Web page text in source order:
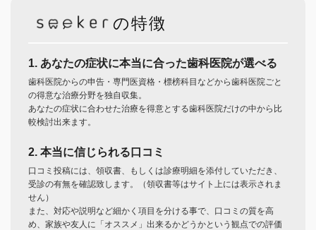
の特徴
1. あなたの症状に本当に合った歯科医院が選べる
歯科医院からの申告・専門医資格・標榜科目などから歯科医院ごと
の得意な治療分野を独自収集。
あなたの症状に合わせた治療を得意とする歯科医院だけの中から比
較検討出来ます。
2. 本当に信じられる口コミ
口コミ投稿には、領収書、もしくは診療明細を添付していただき、
受診の有無を確認致します。（領収書等はサイト上には表示されま
せん）
また、対応や説明など細かく項目を分ける事で、口コミの質を高
め、家族や友人に「オススメ」出来るかどうかという観点での評価